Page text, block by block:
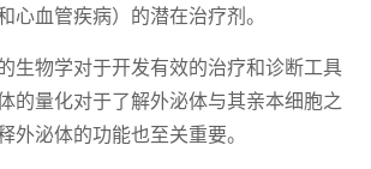
心血管疾病）的潜在治疗剂。
生物学对于开发有效的治疗和诊断工具
的量化对于了解外泌体与其亲本细胞之
外泌体的功能也至关重要。